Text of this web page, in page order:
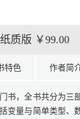
纸质版 ￥99.00
特色 作者简
书，全书共分为三
变量与简单类型、